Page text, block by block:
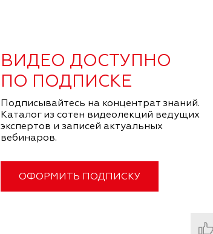
ВИДЕО ДОСТУПНО
ПО ПОДПИСКЕ
Подписывайтесь на концентрат знаний.
Каталог из сотен видеолекций ведущих
экспертов и записей актуальных
вебинаров.
ОФОРМИТЬ ПОДПИСКУ